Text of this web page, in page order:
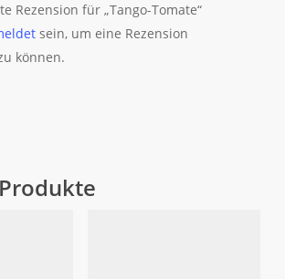
Rezension für „Tango-Tomate“
sein, um eine Rezension
können.